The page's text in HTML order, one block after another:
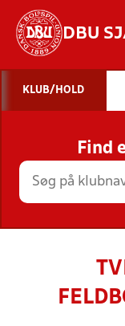
DBU
KLUB/HOLD
Find